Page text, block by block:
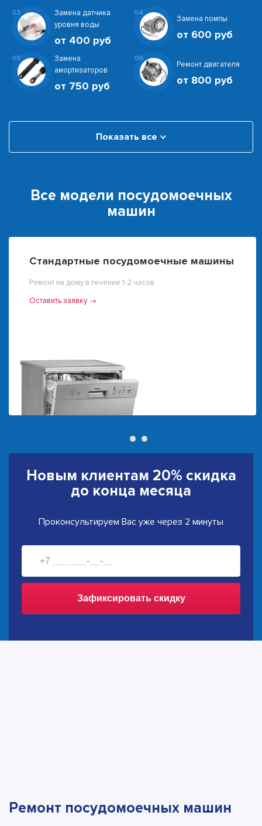
03
Замена датчика
уровня воды
от 400 руб
04
Замена помпы
от 600 руб
05
Замена
амортизаторов
от 750 руб
06
Ремонт двигателя
от 800 руб
Показать все
Все модели посудомоечных
машин
Стандартные посудомоечные машины
Ремонт на дому в течение 1-2 часов
Оставить заявку
Новым клиентам 20% скидка
до конца месяца
Проконсультируем Вас уже через 2 минуты
Зафиксировать скидку
Ремонт посудомоечных машин